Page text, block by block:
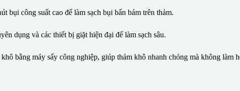
bụi công suất cao để làm sạch bụi bẩn bám trên thảm.
dụng và các thiết bị giặt hiện đại để làm sạch sâu.
bằng máy sấy công nghiệp, giúp thảm khô nhanh chóng mà không làm